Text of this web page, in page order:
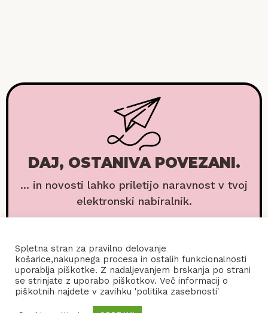
DAJ, OSTANIVA POVEZANI.
... in novosti lahko priletijo naravnost v tvoj
elektronski nabiralnik.
Spletna stran za pravilno delovanje
košarice,nakupnega procesa in ostalih funkcionalnosti
uporablja piškotke. Z nadaljevanjem brskanja po strani
se strinjate z uporabo piškotkov. Več informacij o
piškotnih najdete v zavihku 'politika zasebnosti'